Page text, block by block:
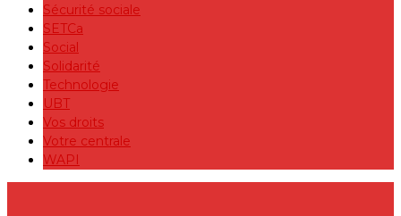
Sécurité sociale
SETCa
Social
Solidarité
Technologie
UBT
Vos droits
Votre centrale
WAPI